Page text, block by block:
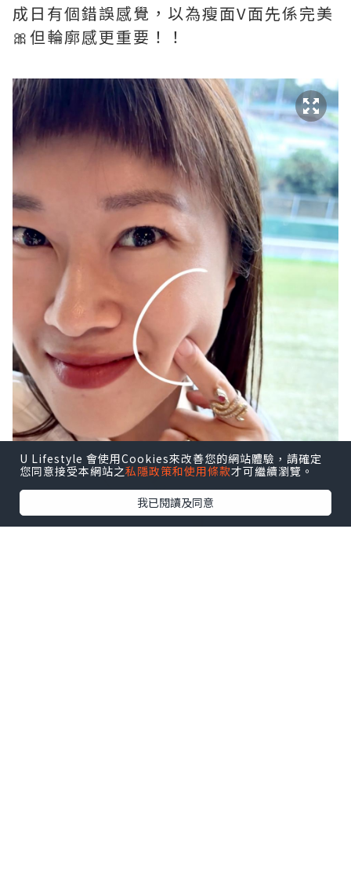
成日有個錯誤感覺，以為瘦面V面先係完美
🎀但輪廓感更重要！！
U Lifestyle 會使用Cookies來改善您的網站體驗，請確定
您同意接受本網站之私隱政策和使用條款才可繼續瀏覽。
我已閱讀及同意